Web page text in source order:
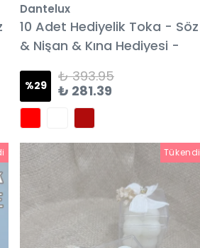
Dantelux
10 Adet Hediyelik Toka - Söz
& Nişan & Kına Hediyesi -
%29
₺ 393.95
₺ 281.39
Tükendi